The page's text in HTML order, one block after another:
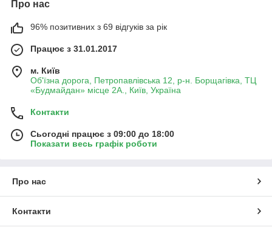
Про нас
96% позитивних з 69 відгуків за рік
Працює з 31.01.2017
м. Київ
Об'їзна дорога, Петропавлівська 12, р-н. Борщагівка, ТЦ
«Будмайдан» місце 2А., Київ, Україна
Контакти
Сьогодні працює з 09:00 до 18:00
Показати весь графік роботи
Про нас
Контакти